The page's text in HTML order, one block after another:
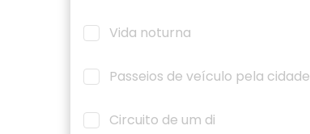
Vida noturna
Passeios de veículo pela cidade
Circuito de um di